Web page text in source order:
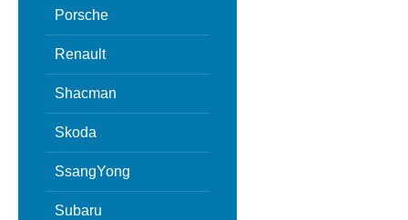
Porsche
Renault
Shacman
Skoda
SsangYong
Subaru